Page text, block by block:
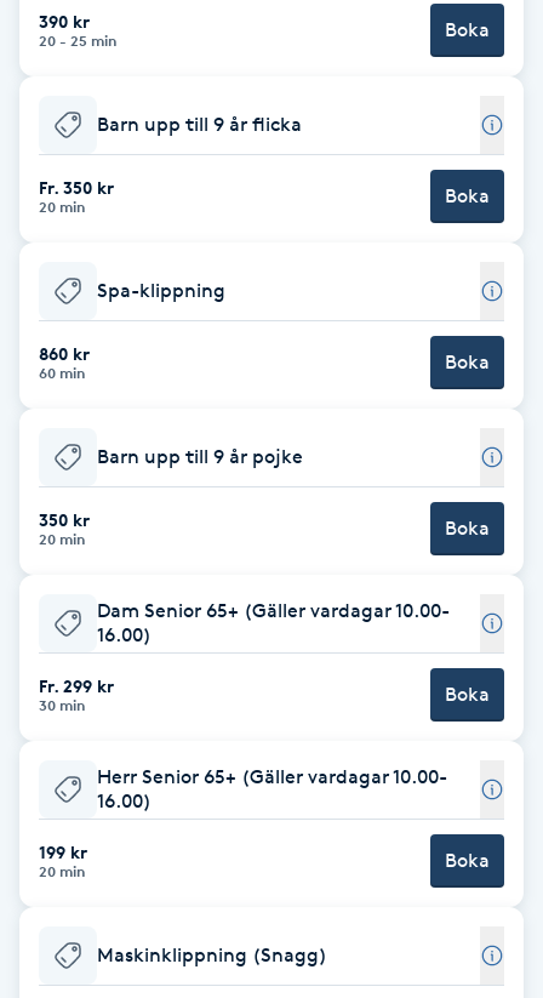
Damklippning
Dermapen
Diamantslipning
Enzympeeling
Extensions borttagning
Eyeliner-tatuering
Face framing
Faceliftmassage
Fet hårbotten
Fettreducering
Fibromassage
Fotmassage
390 kr
20 - 25 min Boka
Barn upp till 9 år flicka
Fr. 350 kr
20 min Boka
Spa-klippning
860 kr
60 min Boka
Barn upp till 9 år pojke
350 kr
20 min Boka
Dam Senior 65+ (Gäller vardagar 10.00-
16.00)
Fr. 299 kr
30 min Boka
Herr Senior 65+ (Gäller vardagar 10.00-
16.00)
199 kr
20 min Boka
Maskinklippning (Snagg)